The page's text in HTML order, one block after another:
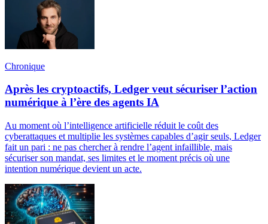
Chronique
Après les cryptoactifs, Ledger veut sécuriser l’action
numérique à l’ère des agents IA
Au moment où l’intelligence artificielle réduit le coût des
cyberattaques et multiplie les systèmes capables d’agir seuls, Ledger
fait un pari : ne pas chercher à rendre l’agent infaillible, mais
sécuriser son mandat, ses limites et le moment précis où une
intention numérique devient un acte.